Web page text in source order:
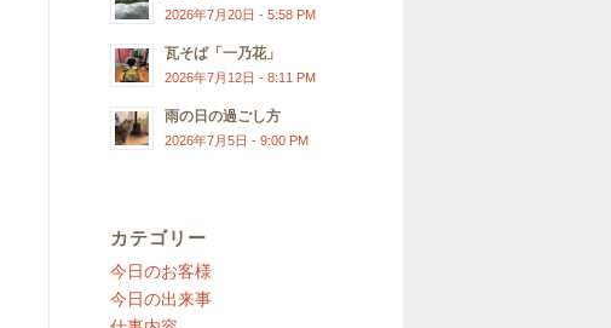
2026年7月20日 - 5:58 PM
瓦そば「一乃花」
2026年7月12日 - 8:11 PM
雨の日の過ごし方
2026年7月5日 - 9:00 PM
カテゴリー
今日のお客様
今日の出来事